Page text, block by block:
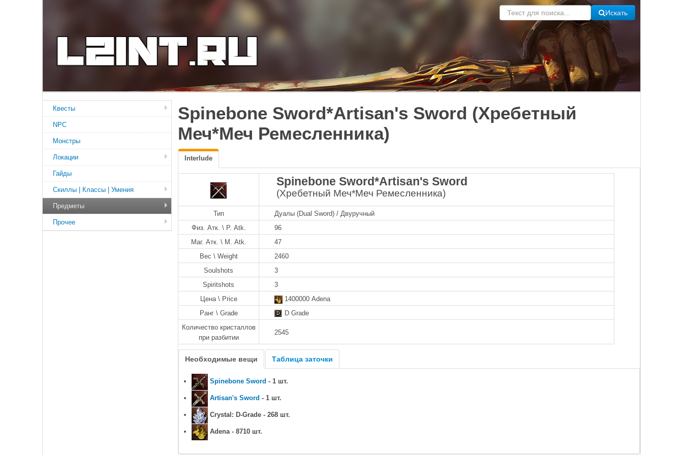
Искать
Spinebone Sword*Artisan's Sword (Хребетный
Меч*Меч Ремесленника)
Interlude
Spinebone Sword*Artisan's Sword
(Хребетный Меч*Меч Ремесленника)
Тип
Дуалы (Dual Sword) / Двуручный
Физ. Атк. \ P. Atk.
96
Маг. Атк. \ M. Atk.
47
Вес \ Weight
2460
Soulshots
3
Spiritshots
3
Цена \ Price
1400000 Adena
Ранг \ Grade
D Grade
Количество кристаллов
при разбитии
2545
Необходимые вещи Таблица заточки
Spinebone Sword - 1 шт.
Artisan's Sword - 1 шт.
Crystal: D-Grade - 268 шт.
Adena - 8710 шт.
Квесты
NPC
Монстры
Локации
Гайды
Скиллы | Классы | Умения
Предметы
Прочее